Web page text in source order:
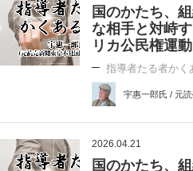
国のかたち、
な相手と対峙
リカ公民権運
指導者たる者かく
宇惠一郎氏 / 元
2026.04.21
国のかたち、